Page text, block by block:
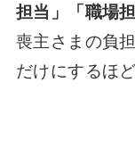
担当」「職場担
喪主さまの負
だけにするほ